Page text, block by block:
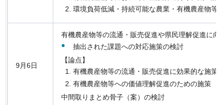
環境負荷低減・持続可能な農業・有機農産物
9月6日
有機農産物等の流通・販売促進や県民理解促進に
抽出された課題への対応施策の検討
【論点】
有機農産物等の流通・販売促進に効果的な施策
有機農産物等への価値理解促進のための施策
中間取りまとめ骨子（案）の検討